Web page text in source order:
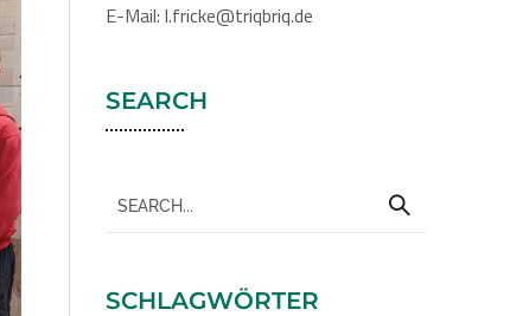
E-Mail: l.fricke@triqbriq.de
SEARCH
SCHLAGWÖRTER